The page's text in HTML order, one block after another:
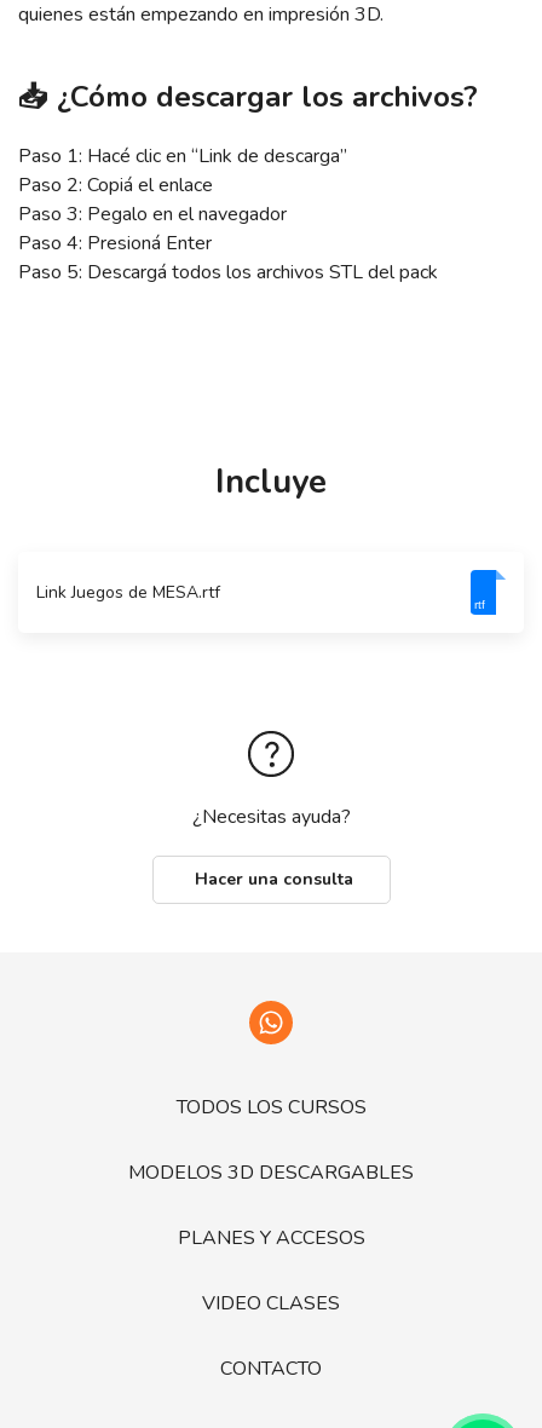
quienes están empezando en impresión 3D.
📥 ¿Cómo descargar los archivos?
Paso 1: Hacé clic en “Link de descarga”
Paso 2: Copiá el enlace
Paso 3: Pegalo en el navegador
Paso 4: Presioná Enter
Paso 5: Descargá todos los archivos STL del pack
Incluye
Link Juegos de MESA.rtf
rtf
¿Necesitas ayuda?
Hacer una consulta
TODOS LOS CURSOS
MODELOS 3D DESCARGABLES
PLANES Y ACCESOS
VIDEO CLASES
CONTACTO